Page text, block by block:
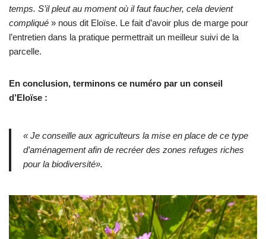
temps. S’il pleut au moment où il faut faucher, cela devient
compliqué » nous dit Eloïse. Le fait d’avoir plus de marge pour
l’entretien dans la pratique permettrait un meilleur suivi de la
parcelle.
En conclusion, terminons ce numéro par un conseil
d’Eloïse :
« Je conseille aux agriculteurs la mise en place de ce type
d’aménagement afin de recréer des zones refuges riches
pour la biodiversité».